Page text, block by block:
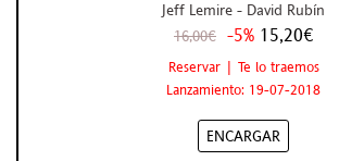
Jeff Lemire - David Rubín
16,00€ -5% 15,20€
Reservar | Te lo traemos
Lanzamiento: 19-07-2018
ENCARGAR